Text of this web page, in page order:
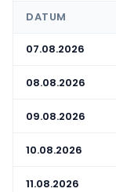
DATUM
07.08.2026
08.08.2026
09.08.2026
10.08.2026
11.08.2026